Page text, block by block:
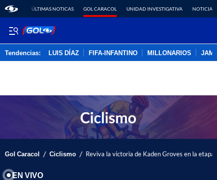
ÚLTIMAS NOTICAS GOL CARACOL UNIDAD INVESTIGATIVA NOTICIAS
Tendencias: LUIS DÍAZ FIFA-INFANTINO MILLONARIOS
Gol Caracol / Ciclismo / Reviva la victoria de Kaden Groves en la
EN VIVO